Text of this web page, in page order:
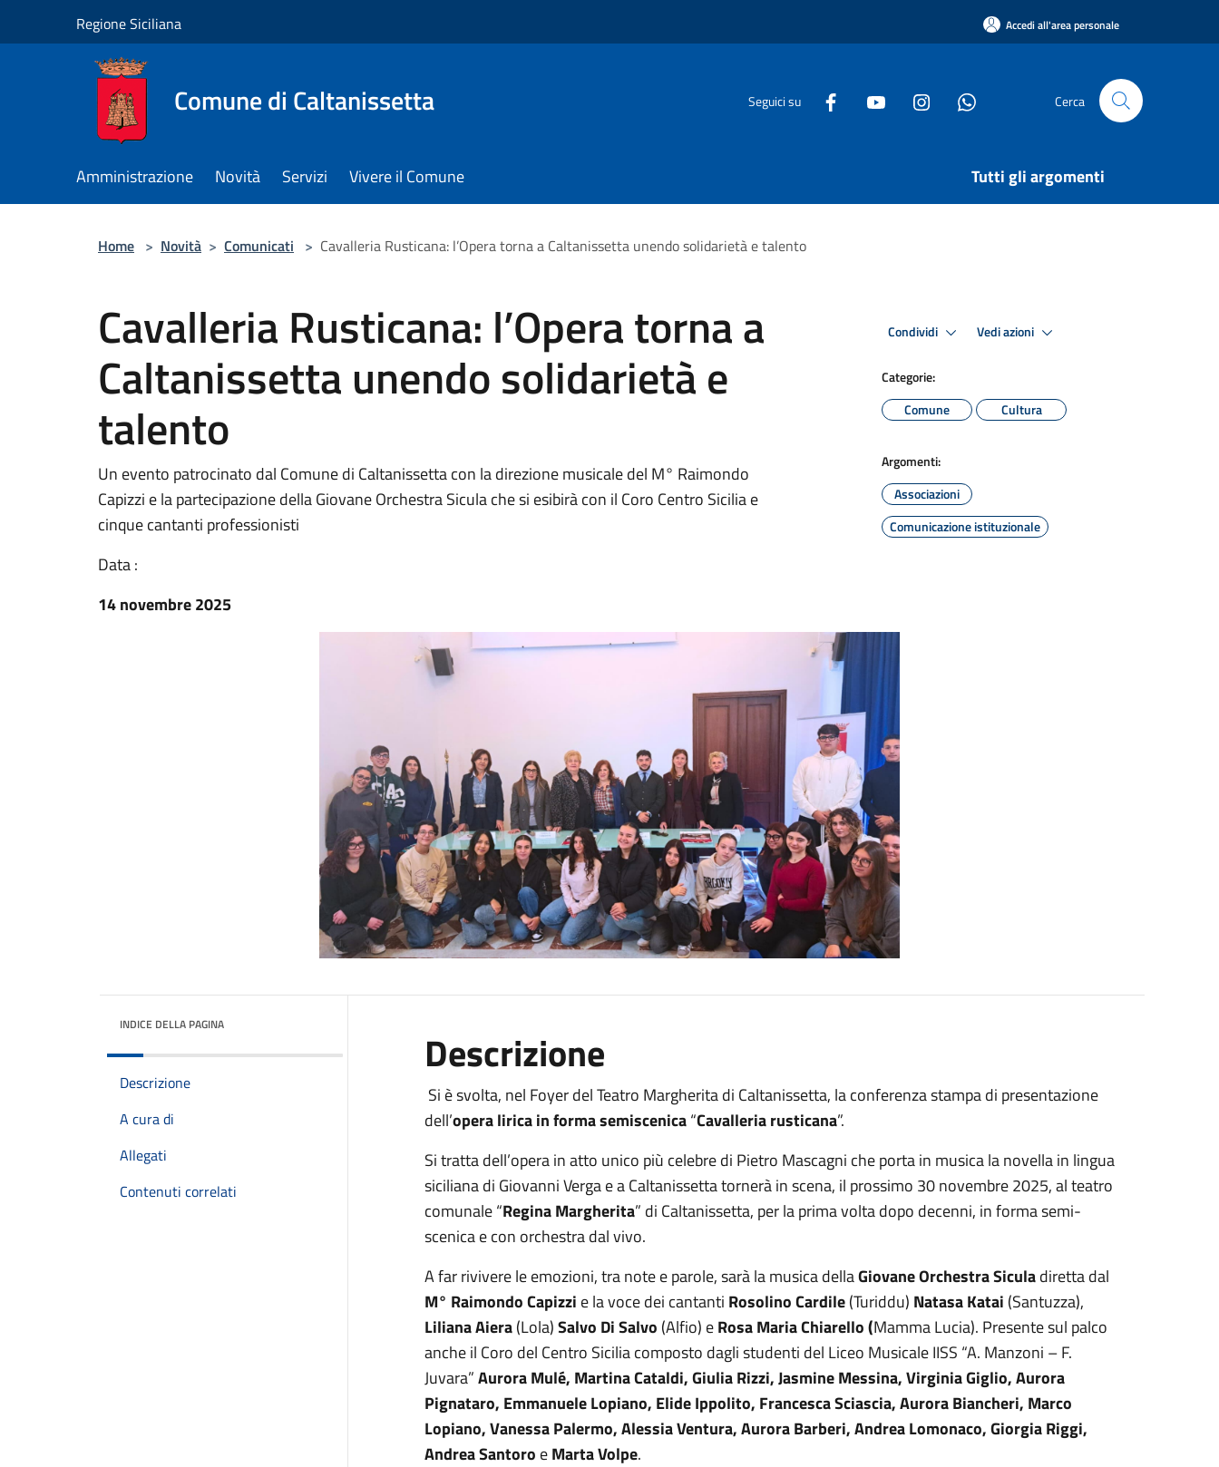
Regione Siciliana Accedi all'area personale
Comune di Caltanissetta Seguici su Cerca
Amministrazione Novità Servizi Vivere il Comune Tutti gli argomenti
Home > Novità > Comunicati > Cavalleria Rusticana: l’Opera torna a Caltanissetta unendo solidarietà e talento
Cavalleria Rusticana: l’Opera torna a
Caltanissetta unendo solidarietà e
talento
Un evento patrocinato dal Comune di Caltanissetta con la direzione musicale del M° Raimondo
Capizzi e la partecipazione della Giovane Orchestra Sicula che si esibirà con il Coro Centro Sicilia e
cinque cantanti professionisti
Data :
14 novembre 2025
Condividi Vedi azioni
Categorie:
Comune
Cultura
Argomenti:
Associazioni
Comunicazione istituzionale
INDICE DELLA PAGINA
Descrizione
A cura di
Allegati
Contenuti correlati
Descrizione
Si è svolta, nel Foyer del Teatro Margherita di Caltanissetta, la conferenza stampa di presentazione
dell’opera lirica in forma semiscenica“Cavalleria rusticana”.
Si tratta dell’opera in atto unico più celebre di Pietro Mascagni che porta in musica la novella in lingua
siciliana di Giovanni Verga e a Caltanissetta tornerà in scena, il prossimo 30 novembre 2025, al teatro
comunale “Regina Margherita” di Caltanissetta, per la prima volta dopo decenni, in forma semi-
scenica e con orchestra dal vivo.
A far rivivere le emozioni, tra note e parole, sarà la musica dellaGiovane Orchestra Siculadiretta dal
M° Raimondo Capizzi e la voce dei cantanti Rosolino Cardile(Turiddu) Natasa Katai (Santuzza),
Liliana Aiera(Lola)Salvo Di Salvo (Alfio) eRosa Maria Chiarello (Mamma Lucia). Presente sul palco
anche il Coro del Centro Sicilia composto dagli studenti del Liceo Musicale IISS “A. Manzoni – F.
Juvara”Aurora Mulé, Martina Cataldi, Giulia Rizzi, Jasmine Messina, Virginia Giglio, Aurora
Pignataro, Emmanuele Lopiano, Elide Ippolito, Francesca Sciascia, Aurora Biancheri, Marco
Lopiano, Vanessa Palermo, Alessia Ventura, Aurora Barberi, Andrea Lomonaco, Giorgia Riggi,
Andrea Santoro eMarta Volpe.